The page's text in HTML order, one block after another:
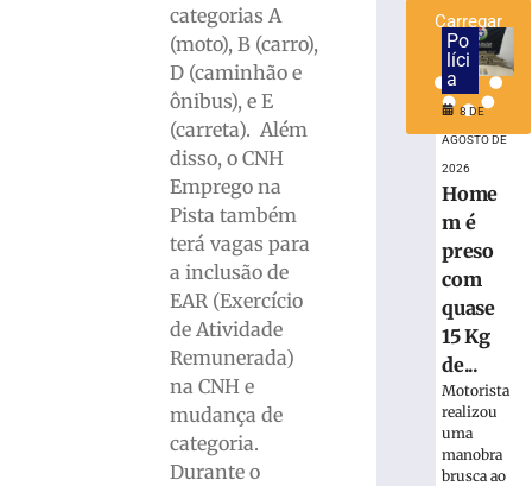
categorias A
(moto), B (carro),
D (caminhão e
ônibus), e E
(carreta). Além
disso, o CNH
Emprego na
Pista também
terá vagas para
a inclusão de
EAR (Exercício
de Atividade
Remunerada)
na CNH e
mudança de
categoria.
Durante o
Carregar
mais »
Po
líci
a
8 DE
AGOSTO DE
2026
Home
m é
preso
com
quase
15 Kg
de...
Motorista
realizou
uma
manobra
brusca ao